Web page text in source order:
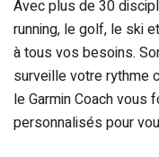
Avec plus de 30
running, le golf, le ski
à tous vos besoins.
surveille votre rythme
le Garmin Coach vous
personnalisés pour